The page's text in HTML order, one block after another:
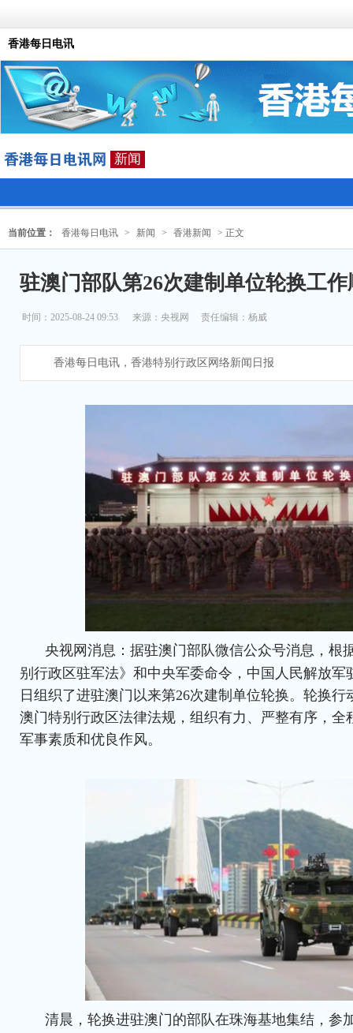
香港每日电讯
新闻
当前位置： 香港每日电讯 > 新闻 > 香港新闻 > 正文
驻澳门部队第26次建制单位轮换工
时间：2025-08-24 09:53 来源： 央视网 责任编辑：杨威
香港每日电讯，香港特别行政区网络新闻日报
央视网消息：据驻澳门部队微信公众号消息，根
别行政区驻军法》和中央军委命令，中国人民解放军
日组织了进驻澳门以来第26次建制单位轮换。轮换
澳门特别行政区法律法规，组织有力、严整有序，全
军事素质和优良作风。
清晨，轮换进驻澳门的部队在珠海基地集结，参